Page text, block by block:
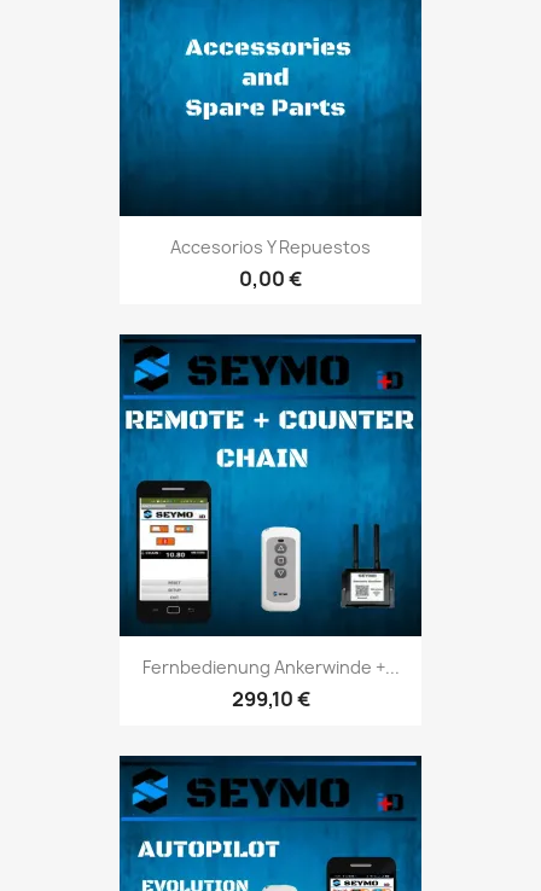
Accesorios Y Repuestos
0,00 €
Fernbedienung Ankerwinde +...
299,10 €